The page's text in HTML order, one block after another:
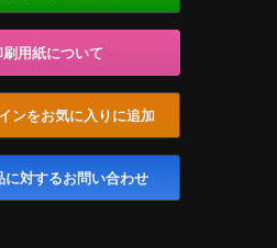
用紙について
をお気に入りに追加
対するお問い合わせ